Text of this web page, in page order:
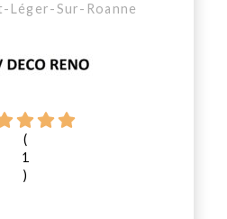
Léger-Sur-Roanne
(
1
)